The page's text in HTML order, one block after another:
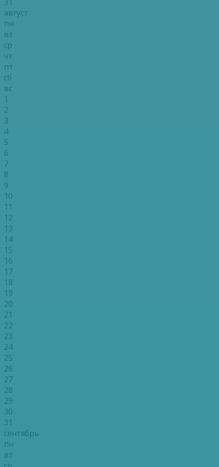
август
пн
вт
ср
чт
пт
сб
вс
1
2
3
4
5
6
7
8
9
10
11
12
13
14
15
16
17
18
19
20
21
22
23
24
25
26
27
28
29
30
31
сентябрь
пн
вт